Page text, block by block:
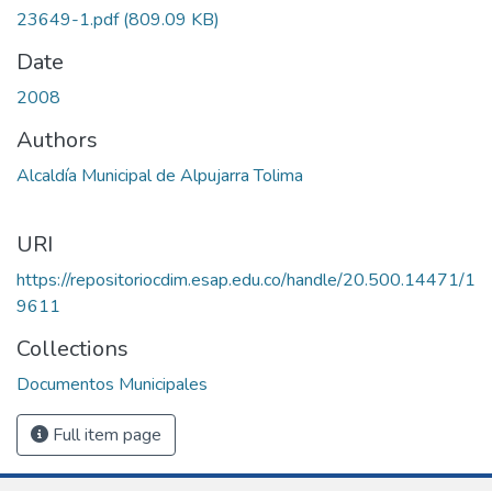
23649-1.pdf(809.09 KB)
Date
2008
Authors
Alcaldía Municipal de Alpujarra Tolima
URI
https://repositoriocdim.esap.edu.co/handle/20.500.14471/1
9611
Collections
Documentos Municipales
Full item page